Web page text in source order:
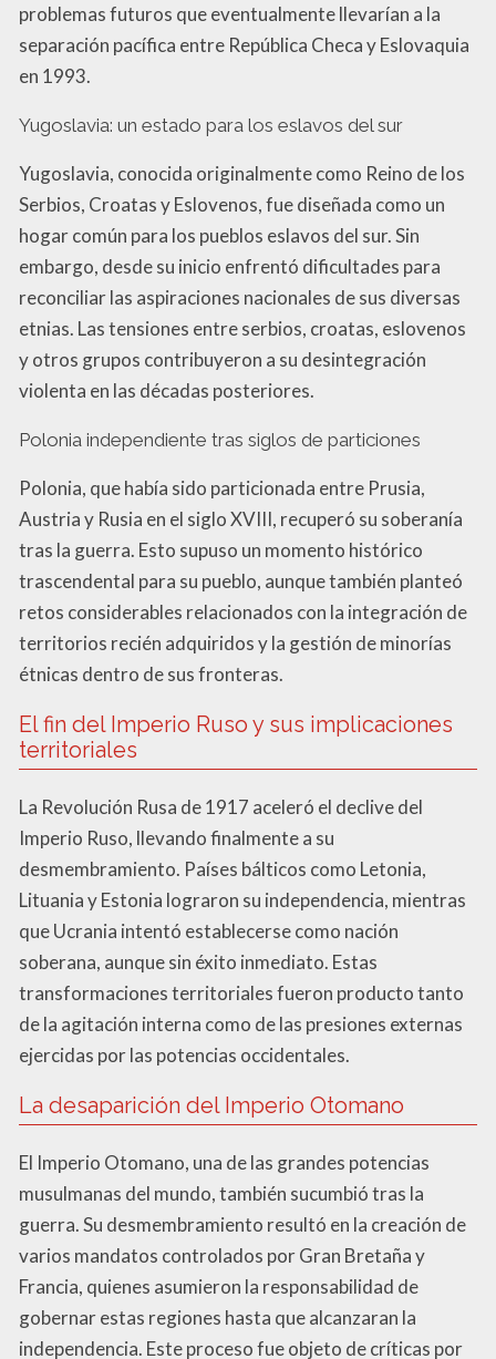
problemas futuros que eventualmente llevarían a la
separación pacífica entre República Checa y Eslovaquia
en 1993.
Yugoslavia: un estado para los eslavos del sur
Yugoslavia, conocida originalmente como Reino de los
Serbios, Croatas y Eslovenos, fue diseñada como un
hogar común para los pueblos eslavos del sur. Sin
embargo, desde su inicio enfrentó dificultades para
reconciliar las aspiraciones nacionales de sus diversas
etnias. Las tensiones entre serbios, croatas, eslovenos
y otros grupos contribuyeron a su desintegración
violenta en las décadas posteriores.
Polonia independiente tras siglos de particiones
Polonia, que había sido particionada entre Prusia,
Austria y Rusia en el siglo XVIII, recuperó su soberanía
tras la guerra. Esto supuso un momento histórico
trascendental para su pueblo, aunque también planteó
retos considerables relacionados con la integración de
territorios recién adquiridos y la gestión de minorías
étnicas dentro de sus fronteras.
El fin del Imperio Ruso y sus implicaciones
territoriales
La Revolución Rusa de 1917 aceleró el declive del
Imperio Ruso, llevando finalmente a su
desmembramiento. Países bálticos como Letonia,
Lituania y Estonia lograron su independencia, mientras
que Ucrania intentó establecerse como nación
soberana, aunque sin éxito inmediato. Estas
transformaciones territoriales fueron producto tanto
de la agitación interna como de las presiones externas
ejercidas por las potencias occidentales.
La desaparición del Imperio Otomano
El Imperio Otomano, una de las grandes potencias
musulmanas del mundo, también sucumbió tras la
guerra. Su desmembramiento resultó en la creación de
varios mandatos controlados por Gran Bretaña y
Francia, quienes asumieron la responsabilidad de
gobernar estas regiones hasta que alcanzaran la
independencia. Este proceso fue objeto de críticas por